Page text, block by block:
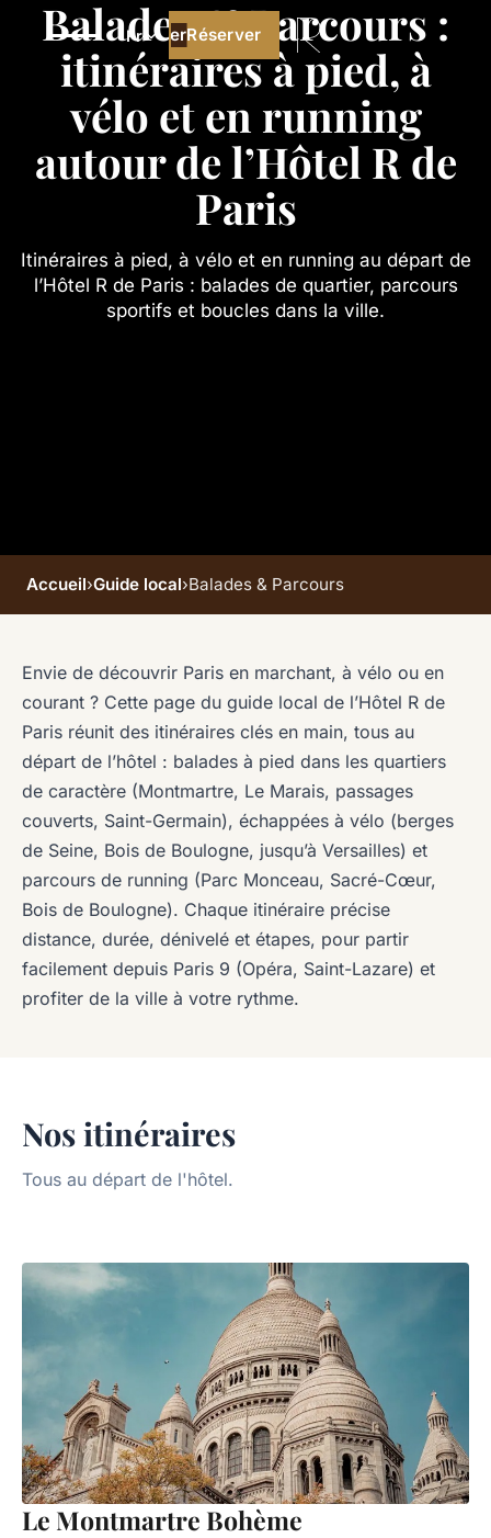
Fr Réserver
Réserver
Balades & Parcours :
itinéraires à pied, à
vélo et en running
autour de l’Hôtel R de
Paris
Itinéraires à pied, à vélo et en running au départ de
l’Hôtel R de Paris : balades de quartier, parcours
sportifs et boucles dans la ville.
Accueil›Guide local›Balades & Parcours
Envie de découvrir Paris en marchant, à vélo ou en
courant ? Cette page du guide local de l’Hôtel R de
Paris réunit des itinéraires clés en main, tous au
départ de l’hôtel : balades à pied dans les quartiers
de caractère (Montmartre, Le Marais, passages
couverts, Saint-Germain), échappées à vélo (berges
de Seine, Bois de Boulogne, jusqu’à Versailles) et
parcours de running (Parc Monceau, Sacré-Cœur,
Bois de Boulogne). Chaque itinéraire précise
distance, durée, dénivelé et étapes, pour partir
facilement depuis Paris 9 (Opéra, Saint-Lazare) et
profiter de la ville à votre rythme.
Nos itinéraires
Tous au départ de l'hôtel.
Le Montmartre Bohème